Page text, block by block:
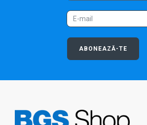
ABONEAZĂ-TE